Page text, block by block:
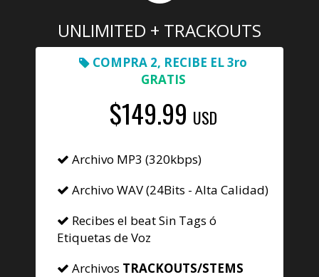
UNLIMITED + TRACKOUTS
COMPRA 2, RECIBE EL 3ro
GRATIS
$149.99 USD
Archivo MP3 (320kbps)
Archivo WAV (24Bits - Alta Calidad)
Recibes el beat Sin Tags ó
Etiquetas de Voz
Archivos TRACKOUTS/STEMS